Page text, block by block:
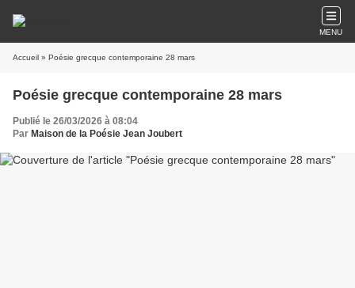
MENU
Accueil » Poésie grecque contemporaine 28 mars
Poésie grecque contemporaine 28 mars
Publié le 26/03/2026 à 08:04
Par Maison de la Poésie Jean Joubert